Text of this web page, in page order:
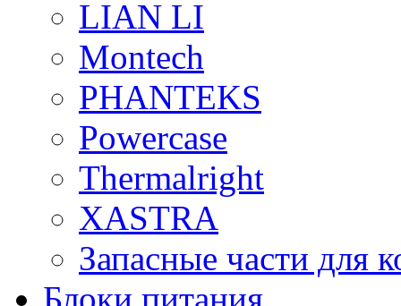
LIAN LI
Montech
PHANTEKS
Powercase
Thermalright
XASTRA
Запасные части для